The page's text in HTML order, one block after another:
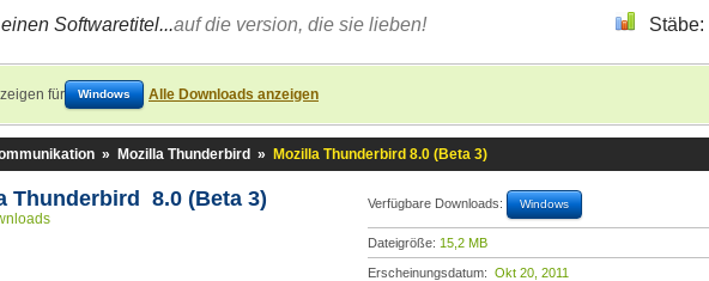
Softwaretitel...auf die version, die sie lieben! Stäbe:
für Windows Alle Downloads anzeigen
» Mozilla Thunderbird » Mozilla Thunderbird 8.0 (Beta 3)
Thunderbird 8.0 (Beta 3) Verfügbare Downloads: Windows
Dateigröße: 15,2 MB
Erscheinungsdatum: Okt 20, 2011